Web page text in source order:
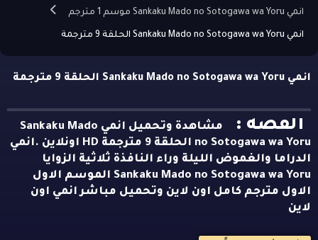
انمي Sankaku Mado no Sotogawa wa Yoru موسم 1 مترجم
انمي Sankaku Mado no Sotogawa wa Yoru الحلقة 9 مترجمة
انمي Sankaku Mado no Sotogawa wa Yoru الحلقة 9 مترجمة
القصه :
مشاهدة وتحميل انمي Sankaku Mado
no Sotogawa wa Yoru الحلقة 9 مترجمة HD اونلاين .انمي
الدراما والغموض الليلة وراء النافذة ثلاثية الزوايا
Sankaku Mado no Sotogawa wa Yoru الموسم الاول
الاول مترجم كامل اون لاين وتحميل مباشر انمي اون
لاين